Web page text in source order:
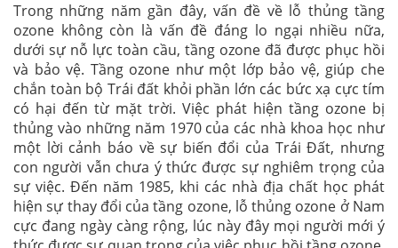
Trong những năm gần đây, vấn đề về lỗ thủng tầng
ozone không còn là vấn đề đáng lo ngại nhiều nữa,
dưới sự nỗ lực toàn cầu, tầng ozone đã được phục hồi
và bảo vệ. Tầng ozone như một lớp bảo vệ, giúp che
chắn toàn bộ Trái đất khỏi phần lớn các bức xạ cực tím
có hại đến từ mặt trời. Việc phát hiện tầng ozone bị
thủng vào những năm 1970 của các nhà khoa học như
một lời cảnh báo về sự biến đổi của Trái Đất, nhưng
con người vẫn chưa ý thức được sự nghiêm trọng của
sự việc. Đến năm 1985, khi các nhà địa chất học phát
hiện sự thay đổi của tầng ozone, lỗ thủng ozone ở Nam
cực đang ngày càng rộng, lúc này đây mọi người mới ý